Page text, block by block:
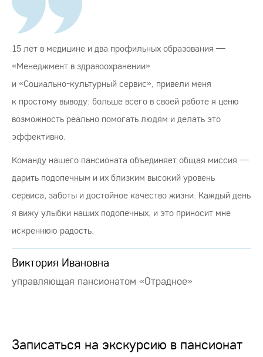
15 лет в медицине и два профильных образования —
«Менеджмент в здравоохранении»
и «Социально-культурный сервис», привели меня
к простому выводу: больше всего в своей работе я ценю
возможность реально помогать людям и делать это
эффективно.
Команду нашего пансионата объединяет общая миссия —
дарить подопечным и их близким высокий уровень
сервиса, заботы и достойное качество жизни. Каждый день
я вижу улыбки наших подопечных, и это приносит мне
искреннюю радость.
Виктория Ивановна
управляющая пансионатом «Отрадное»
Записаться на экскурсию в пансионат